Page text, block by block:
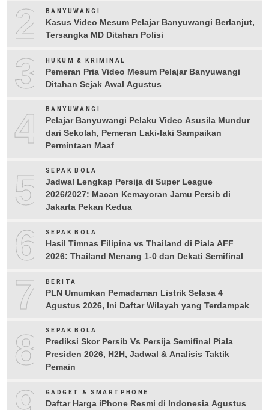
2 BANYUWANGI
Kasus Video Mesum Pelajar Banyuwangi Berlanjut,
Tersangka MD Ditahan Polisi
3 HUKUM & KRIMINAL
Pemeran Pria Video Mesum Pelajar Banyuwangi
Ditahan Sejak Awal Agustus
4 BANYUWANGI
Pelajar Banyuwangi Pelaku Video Asusila Mundur
dari Sekolah, Pemeran Laki-laki Sampaikan
Permintaan Maaf
5 SEPAK BOLA
Jadwal Lengkap Persija di Super League
2026/2027: Macan Kemayoran Jamu Persib di
Jakarta Pekan Kedua
6 SEPAK BOLA
Hasil Timnas Filipina vs Thailand di Piala AFF
2026: Thailand Menang 1-0 dan Dekati Semifinal
7 BERITA
PLN Umumkan Pemadaman Listrik Selasa 4
Agustus 2026, Ini Daftar Wilayah yang Terdampak
8 SEPAK BOLA
Prediksi Skor Persib Vs Persija Semifinal Piala
Presiden 2026, H2H, Jadwal & Analisis Taktik
Pemain
GADGET & SMARTPHONE
Daftar Harga iPhone Resmi di Indonesia Agustus